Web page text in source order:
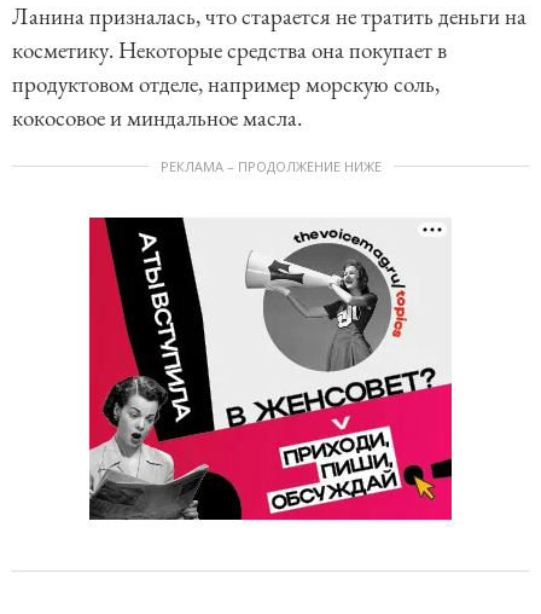
Ланина призналась, что старается не тратить деньги на
косметику. Некоторые средства она покупает в
продуктовом отделе, например морскую соль,
кокосовое и миндальное масла.
РЕКЛАМА – ПРОДОЛЖЕНИЕ НИЖЕ